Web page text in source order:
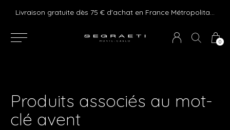
0
Livraison gratuite dès 75 € d'achat en France Métropolitaine et Monaco (hors mobilier)
Produits associés au mot-
clé avent